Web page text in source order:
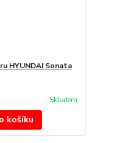
HYUNDAI Sonata
Skladem
košíku